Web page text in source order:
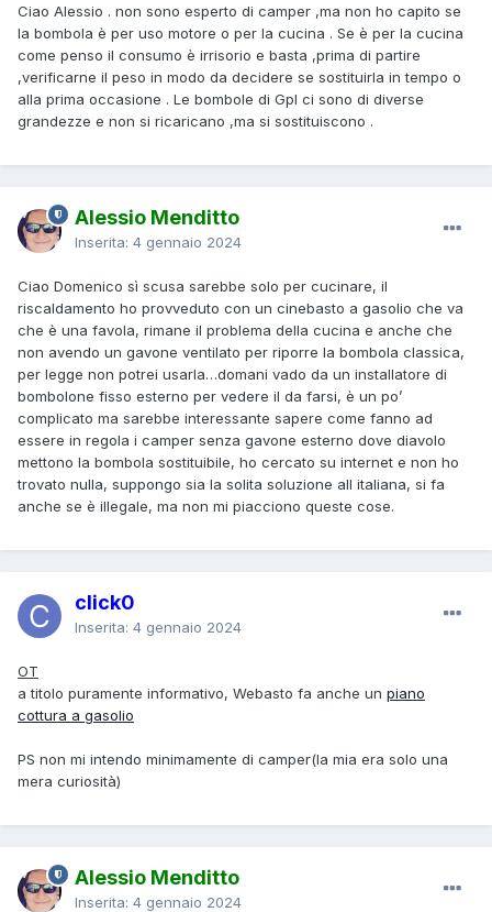
Ciao Alessio . non sono esperto di camper ,ma non ho capito se
la bombola è per uso motore o per la cucina . Se è per la cucina
come penso il consumo è irrisorio e basta ,prima di partire
,verificarne il peso in modo da decidere se sostituirla in tempo o
alla prima occasione . Le bombole di Gpl ci sono di diverse
grandezze e non si ricaricano ,ma si sostituiscono .
Alessio Menditto
Inserita: 4 gennaio 2024
Ciao Domenico sì scusa sarebbe solo per cucinare, il
riscaldamento ho provveduto con un cinebasto a gasolio che va
che è una favola, rimane il problema della cucina e anche che
non avendo un gavone ventilato per riporre la bombola classica,
per legge non potrei usarla…domani vado da un installatore di
bombolone fisso esterno per vedere il da farsi, è un po’
complicato ma sarebbe interessante sapere come fanno ad
essere in regola i camper senza gavone esterno dove diavolo
mettono la bombola sostituibile, ho cercato su internet e non ho
trovato nulla, suppongo sia la solita soluzione all italiana, si fa
anche se è illegale, ma non mi piacciono queste cose.
click0
Inserita: 4 gennaio 2024
OT
a titolo puramente informativo, Webasto fa anche un piano
cottura a gasolio
PS non mi intendo minimamente di camper(la mia era solo una
mera curiosità)
Alessio Menditto
Inserita: 4 gennaio 2024